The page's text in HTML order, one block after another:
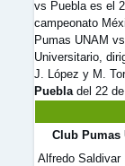
vs Puebla es el
campeonato
Pumas UNAM
Universitario,
J. López y M.
Puebladel 22
Club Pumas
Alfredo Saldivar